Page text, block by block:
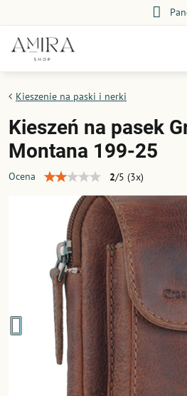
Kieszenie na paski i nerki
Kieszeń na pasek
Montana 199-25
Ocena 2/5 (3x)